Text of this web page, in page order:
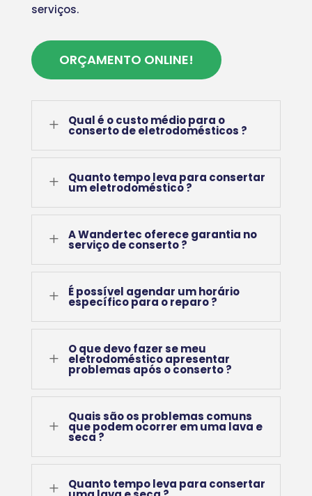
serviços.
ORÇAMENTO ONLINE!
L Qual é o custo médio para o
conserto de eletrodomésticos ?
L Quanto tempo leva para consertar
um eletrodoméstico ?
L A Wandertec oferece garantia no
serviço de conserto ?
L É possível agendar um horário
específico para o reparo ?
L
O que devo fazer se meu
eletrodoméstico apresentar
problemas após o conserto ?
L
Quais são os problemas comuns
que podem ocorrer em uma lava e
seca ?
L Quanto tempo leva para consertar